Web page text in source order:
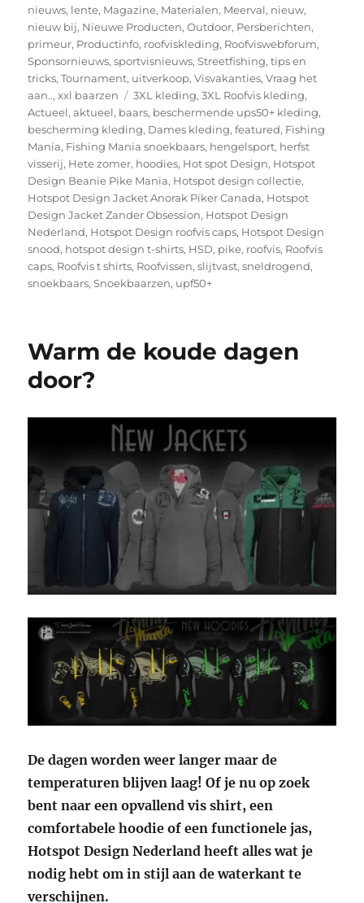
nieuws, lente, Magazine, Materialen, Meerval, nieuw,
nieuw bij, Nieuwe Producten,Outdoor, Persberichten,
primeur, Productinfo, roofviskleding, Roofviswebforum,
Sponsornieuws,sportvisnieuws,Streetfishing,tips en
tricks,Tournament, uitverkoop,Visvakanties,Vraag het
aan..,xxl baarzen Tags
3XL kleding,3XL Roofvis kleding,
Actueel,aktueel, baars, beschermende ups50+ kleding,
bescherming kleding, Dames kleding,featured, Fishing
Mania, Fishing Mania snoekbaars, hengelsport, herfst
visserij, Hete zomer, hoodies, Hot spot Design, Hotspot
Design Beanie Pike Mania, Hotspot design collectie,
Hotspot Design Jacket Anorak Piker Canada, Hotspot
Design Jacket Zander Obsession, Hotspot Design
Nederland, Hotspot Design roofvis caps, Hotspot Design
snood, hotspot design t-shirts, HSD, pike, roofvis, Roofvis
caps, Roofvis t shirts, Roofvissen,slijtvast,sneldrogend,
snoekbaars,Snoekbaarzen, upf50+
Warm de koude dagen
door?
De dagen worden weer langer maar de
temperaturen blijven laag! Of je nu op zoek
bent naar een opvallend vis shirt, een
comfortabele hoodie of een functionele jas,
Hotspot Design Nederland heeft alles wat je
nodig hebt om in stijl aan de waterkant te
verschijnen.